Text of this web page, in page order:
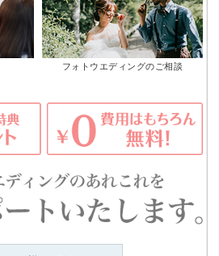
フォトウエディングのご相談